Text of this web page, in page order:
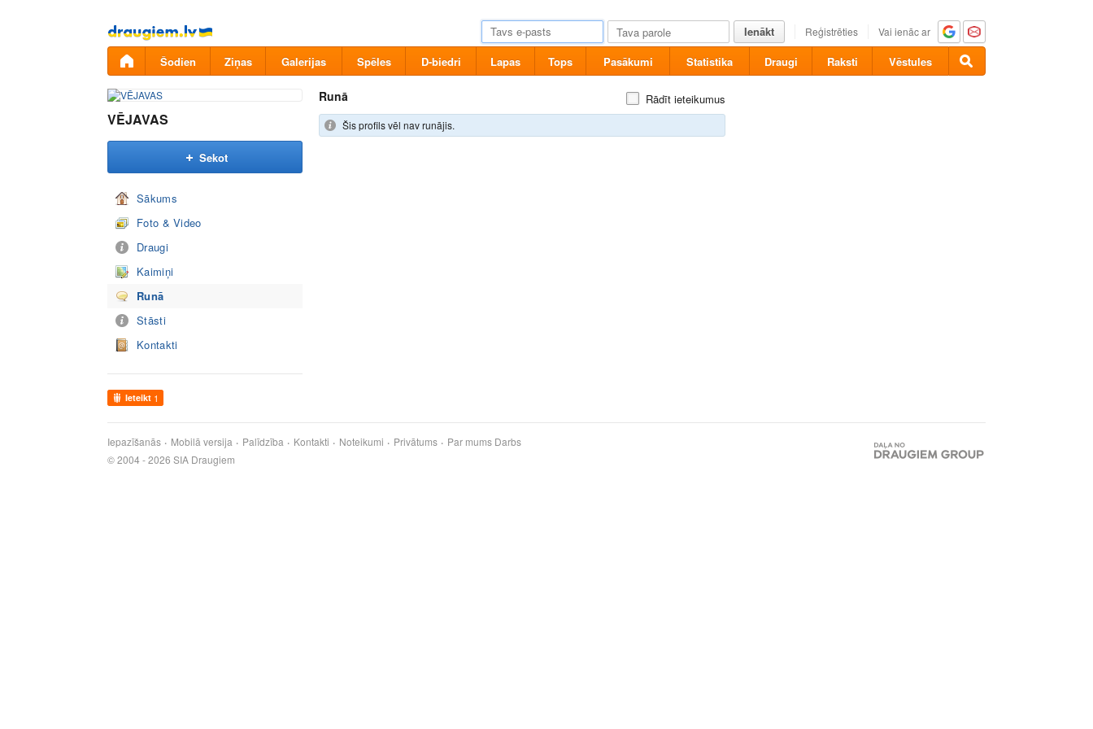
Pāriet
uz
saturu
Ienākt Reģistrēties Vai ienāc ar
Šodien Ziņas Galerijas Spēles D-biedri Lapas Tops Pasākumi Statistika Draugi Raksti Vēstules
VĒJAVAS
Sekot
Sākums
Foto & Video
Draugi
Kaimiņi
Runā
Stāsti
Kontakti
Ieteikt 1
Runā Rādīt ieteikumus
Šis profils vēl nav runājis.
Iepazīšanās Mobilā versija Palīdzība Kontakti Noteikumi Privātums Par mums Darbs
© 2004 - 2026 SIA Draugiem